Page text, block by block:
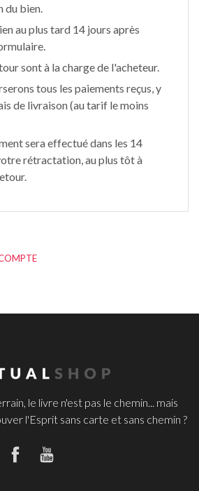
du bien.
au plus tard 14 jours après
sont à la charge de l'acheteur.
tous les paiements reçus, y
de livraison (au tarif le moins
sera effectué dans les 14
rétractation, au plus tôt à
le livre n'est pas le chemin... mais
l'Esprit sans carte et sans chemin ?